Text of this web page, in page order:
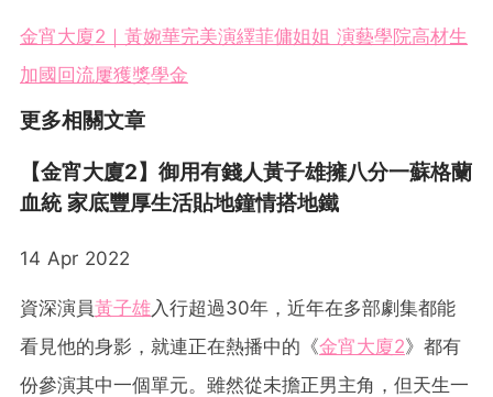
金宵大廈2｜黃婉華完美演繹菲傭姐姐 演藝學院高材生
加國回流屢獲獎學金
更多相關文章
【金宵大廈2】御用有錢人黃子雄擁八分一蘇格蘭
血統 家底豐厚生活貼地鐘情搭地鐵
14 Apr 2022
資深演員黃子雄入行超過30年，近年在多部劇集都能
看見他的身影，就連正在熱播中的《金宵大廈2》都有
份參演其中一個單元。雖然從未擔正男主角，但天生一